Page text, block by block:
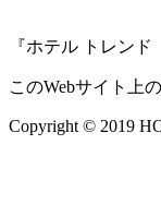
『ホテル トレン
このWebサイト上
Copyright © 2019